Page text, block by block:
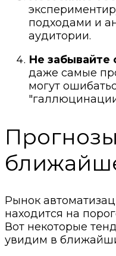
подходами и
аудитории.
Не забывайте
даже самые
могут
Рынок
находится на
Вот некоторые
увидим в